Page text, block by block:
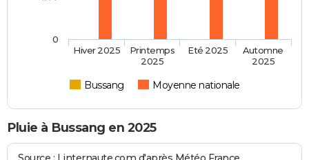
Bussang Moyenne nationale
Hiver 2025
Printemps
2025
Eté 2025
Automne
2025
0
Pluie à Bussang en 2025